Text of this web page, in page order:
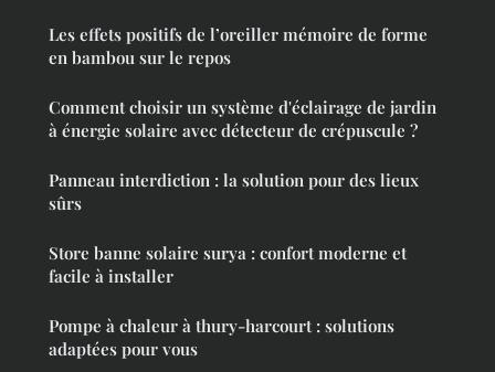
Les effets positifs de l’oreiller mémoire de forme
en bambou sur le repos
Comment choisir un système d'éclairage de jardin
à énergie solaire avec détecteur de crépuscule ?
Panneau interdiction : la solution pour des lieux
sûrs
Store banne solaire surya : confort moderne et
facile à installer
Pompe à chaleur à thury-harcourt : solutions
adaptées pour vous